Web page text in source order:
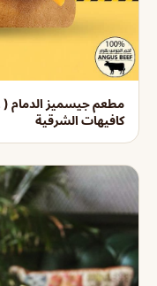
مطعم جيسميز الدمام (
كافيهات الشرقية